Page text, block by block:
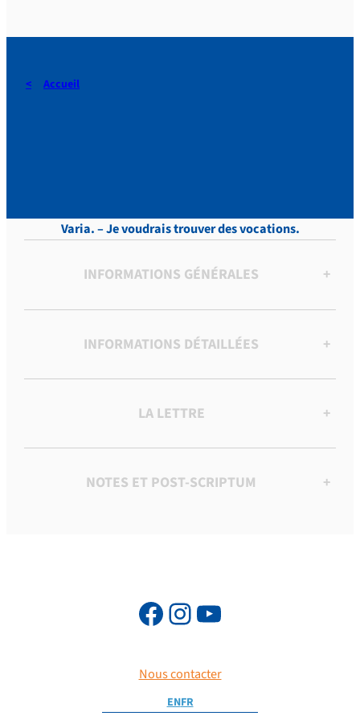
Accueil
Varia. – Je voudrais trouver des vocations.
INFORMATIONS GÉNÉRALES +
INFORMATIONS DÉTAILLÉES +
LA LETTRE +
NOTES ET POST-SCRIPTUM +
Nous contacter
ENFR